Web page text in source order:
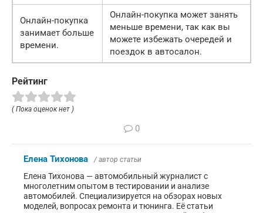
Онлайн-покупка
занимает больше
времени.
Онлайн-покупка может занять
меньше времени, так как вы
можете избежать очередей и
поездок в автосалон.
Рейтинг
( Пока оценок нет )
0
Елена Тихонова / автор статьи
Елена Тихонова — автомобильный журналист с
многолетним опытом в тестировании и анализе
автомобилей. Специализируется на обзорах новых
моделей, вопросах ремонта и тюнинга. Её статьи